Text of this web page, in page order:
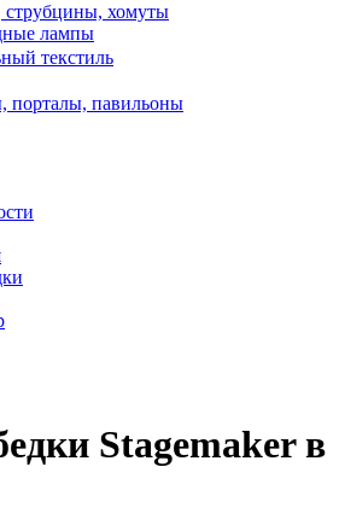
хомуты
лампы
текстиль
порталы, павильоны
Stagemaker в